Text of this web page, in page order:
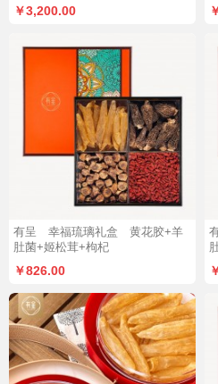
￥3,200.00
有呈 幸福琉璃礼盒 黄花胶+羊
肚菌+姬松茸+枸杞
￥826.00